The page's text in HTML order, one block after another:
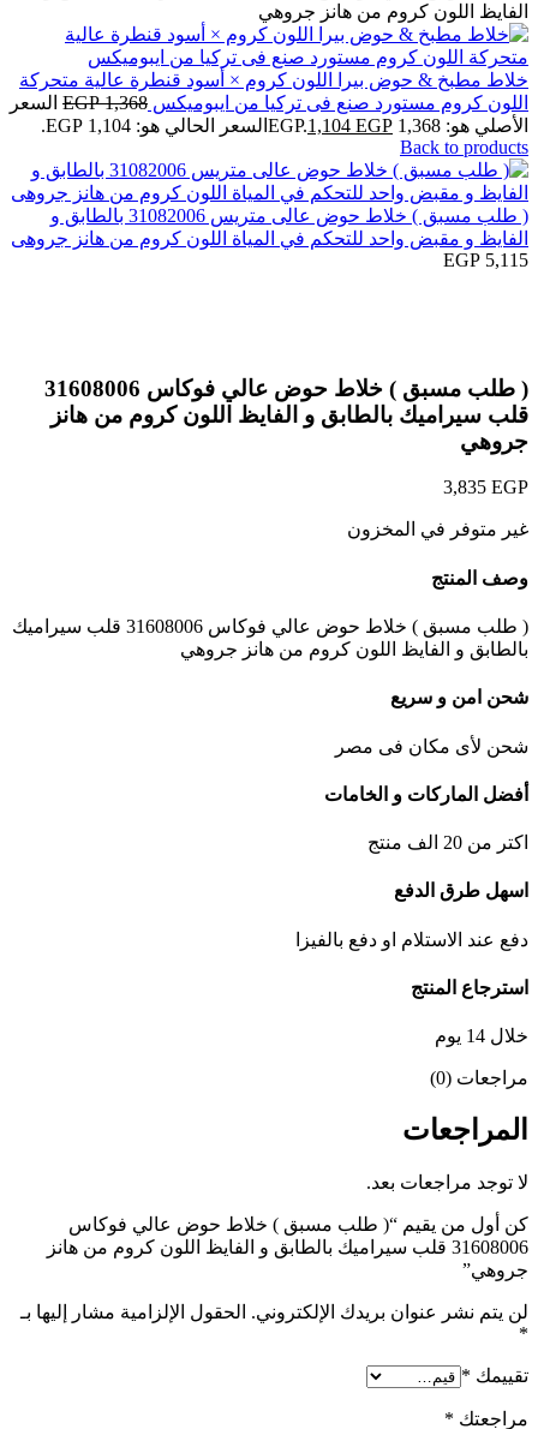
الفايظ اللون كروم من هانز جروهي
خلاط مطبخ & حوض بيرا اللون كروم × أسود قنطرة عالية متحركة
اللون كروم مستورد صنع فى تركيا من ايبوميكس 1,368
EGP السعر
الأصلي هو: 1,368 EGP.
1,104 EGP
السعر الحالي هو: 1,104 EGP.
Back to products
( طلب مسبق ) خلاط حوض عالى متريس 31082006 بالطابق و
الفايظ و مقبض واحد للتحكم في المياة اللون كروم من هانز جروهى
5,115
EGP
( طلب مسبق ) خلاط حوض عالي فوكاس 31608006
قلب سيراميك بالطابق و الفايظ اللون كروم من هانز
جروهي
3,835 EGP
غير متوفر في المخزون
وصف المنتج
( طلب مسبق ) خلاط حوض عالي فوكاس 31608006 قلب سيراميك
بالطابق و الفايظ اللون كروم من هانز جروهي
شحن امن و سريع
شحن لأى مكان فى مصر
أفضل الماركات و الخامات
اكتر من 20 الف منتج
اسهل طرق الدفع
دفع عند الاستلام او دفع بالفيزا
استرجاع المنتج
خلال 14 يوم
مراجعات (0)
المراجعات
لا توجد مراجعات بعد.
كن أول من يقيم “( طلب مسبق ) خلاط حوض عالي فوكاس
31608006 قلب سيراميك بالطابق و الفايظ اللون كروم من هانز
جروهي”
لن يتم نشر عنوان بريدك الإلكتروني. الحقول الإلزامية مشار إليها بـ
*
تقييمك *
مراجعتك *